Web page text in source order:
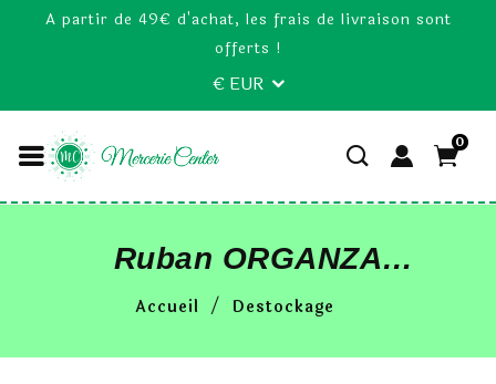
A partir de 49€ d'achat, les frais de livraison sont
offerts !
€ EUR
0
Ruban ORGANZA
Violet 50mm Au
Accueil Destockage